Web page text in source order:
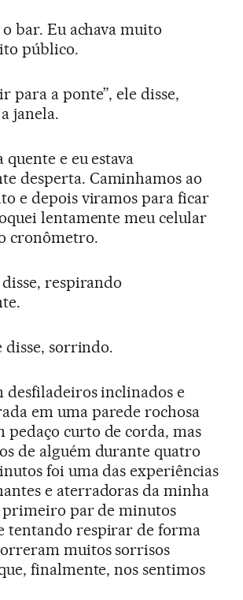
o bar. Eu achava muito
público.
para a ponte”, ele disse,
janela.
quente e eu estava
desperta. Caminhamos ao
e depois viramos para ficar
lentamente meu celular
cronômetro.
disse, respirando
disse, sorrindo.
desfiladeiros inclinados e
em uma parede rochosa
pedaço curto de corda, mas
de alguém durante quatro
foi uma das experiências
e aterradoras da minha
primeiro par de minutos
tentando respirar de forma
muitos sorrisos
finalmente, nos sentimos